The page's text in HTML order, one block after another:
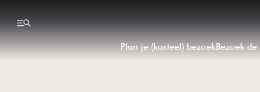
Plan je (kasteel) bezoekBezoek